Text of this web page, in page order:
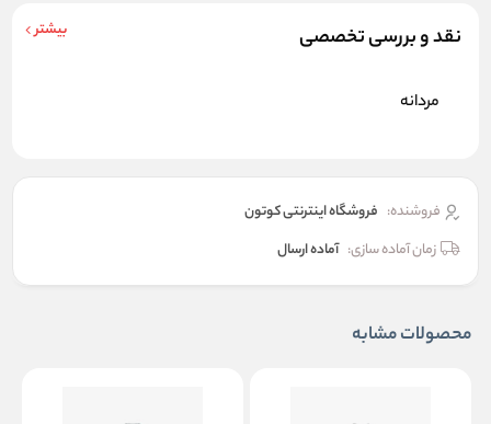
نقد و بررسی تخصصی بیشتر
مردانه
فروشنده: فروشگاه اینترنتی کوتون
زمان آماده سازی: آماده ارسال
محصولات مشابه